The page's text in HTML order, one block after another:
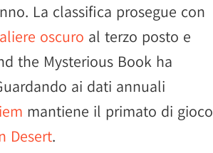
La classifica prosegue con
oscuro al terzo posto e
the Mysterious Book ha
ai dati annuali
mantiene il primato di gioco
Desert.